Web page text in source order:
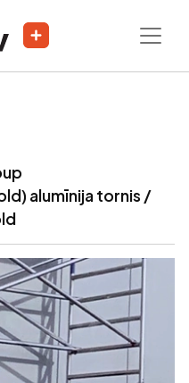
alumīnija tornis /